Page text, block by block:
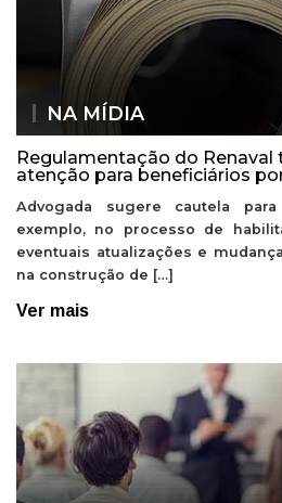
NA MÍDIA
Regulamentação do
atenção para beneficiários
Advogada sugere cautela
exemplo, no processo de
eventuais atualizações e
na construção de […]
Ver mais